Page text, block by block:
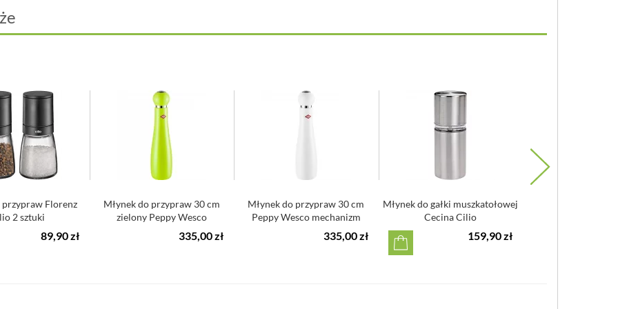
przypraw Florenz
2 sztuki
89,90 zł
Młynek do przypraw 30 cm
zielony Peppy Wesco
mechanizm ce...335,00 zł
Młynek do przypraw 30 cm
Peppy Wesco mechanizm
ceramiczny...335,00 zł
Młynek do gałki muszkatołowej
Cecina Cilio
159,90 zł